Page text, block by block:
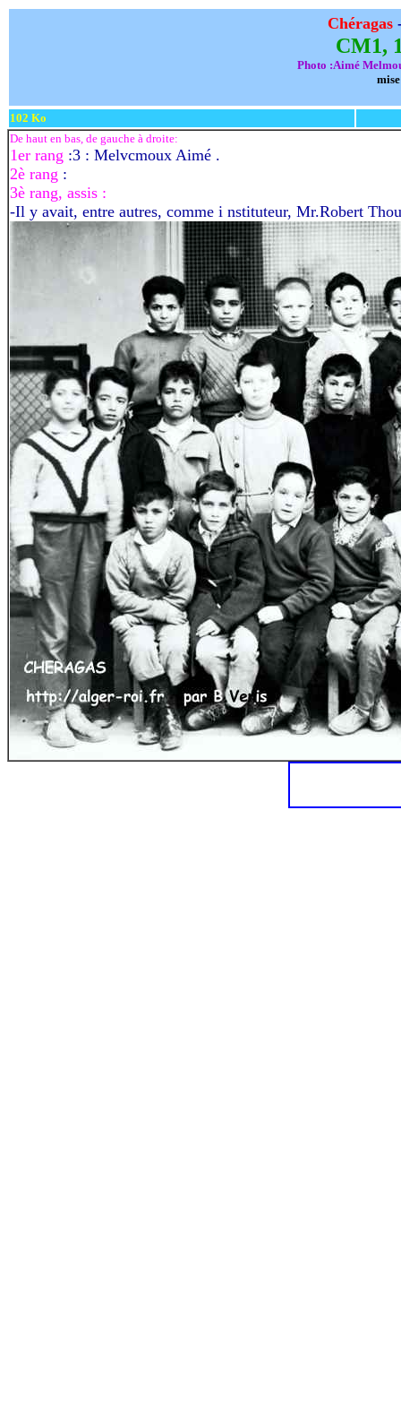
Chéragas
CM1,
Photo :Aimé
102 Ko
De haut en bas, de gauche à droite:
1er rang :3 : Melvcmoux Aimé .
2è rang :
3è rang, assis :
-Il y avait, entre autres, comme i nstituteur, Mr.Robert